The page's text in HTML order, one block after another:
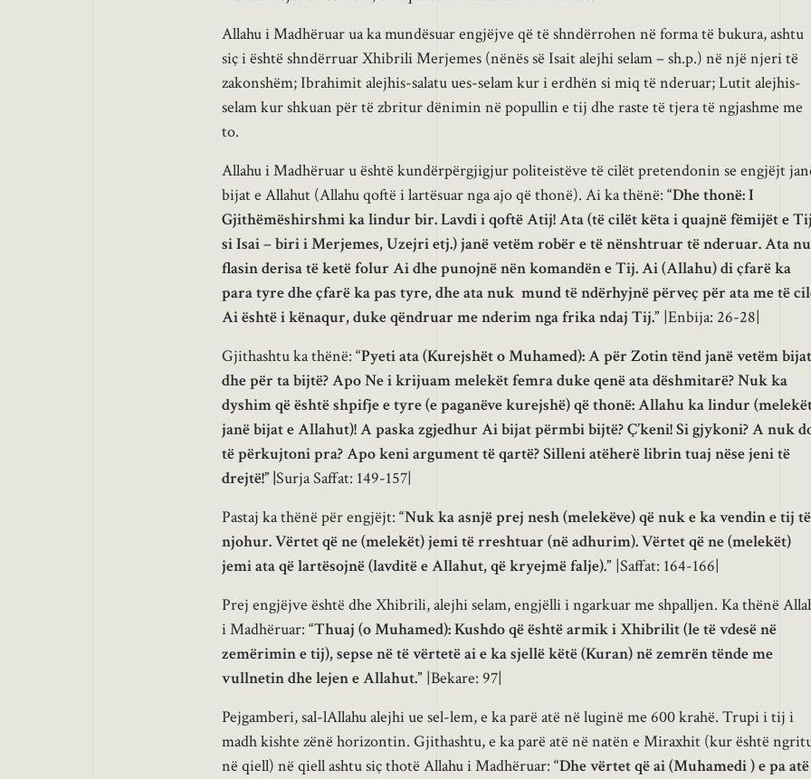
Allahu i Madhëruar ua ka mundësuar engjëjve që të shndërrohen në forma të bukura, ashtu
siç i është shndërruar Xhibrili Merjemes (nënës së Isait alejhi selam – sh.p.) në një njeri të
zakonshëm; Ibrahimit alejhis-salatu ues-selam kur i erdhën si miq të nderuar; Lutit alejhis-
selam kur shkuan për të zbritur dënimin në popullin e tij dhe raste të tjera të ngjashme me
to.
Allahu i Madhëruar u është kundërpërgjigjur politeistëve të cilët pretendonin se engjëjt
bijat e Allahut (Allahu qoftë i lartësuar nga ajo që thonë). Ai ka thënë: “Dhe thonë: I
Gjithëmëshirshmi ka lindur bir. Lavdi i qoftë Atij! Ata (të cilët këta i quajnë fëmijët e Tij
si Isai – biri i Merjemes, Uzejri etj.) janë vetëm robër e të nënshtruar të nderuar. Ata
flasin derisa të ketë folur Ai dhe punojnë nën komandën e Tij. Ai (Allahu) di çfarë ka
para tyre dhe çfarë ka pas tyre, dhe ata nuk mund të ndërhyjnë përveç për ata me të
Ai është i kënaqur, duke qëndruar me nderim nga frika ndaj Tij.” |Enbija: 26-28|
Gjithashtu ka thënë: “Pyeti ata (Kurejshët o Muhamed): A për Zotin tënd janë vetëm bijat
dhe për ta bijtë? Apo Ne i krijuam melekët femra duke qenë ata dëshmitarë? Nuk ka
dyshim që është shpifje e tyre (e paganëve kurejshë) që thonë: Allahu ka lindur
janë bijat e Allahut)! A paska zgjedhur Ai bijat përmbi bijtë? Ç’keni! Si gjykoni? A nuk
të përkujtoni pra? Apo keni argument të qartë? Silleni atëherë librin tuaj nëse jeni të
drejtë!” |Surja Saffat: 149-157|
Pastaj ka thënë për engjëjt: “Nuk ka asnjë prej nesh (melekëve) që nuk e ka vendin e tij të
njohur. Vërtet që ne (melekët) jemi të rreshtuar (në adhurim). Vërtet që ne (melekët)
jemi ata që lartësojnë (lavditë e Allahut, që kryejmë falje).” |Saffat: 164-166|
Prej engjëjve është dhe Xhibrili, alejhi selam, engjëlli i ngarkuar me shpalljen. Ka thënë
i Madhëruar: “Thuaj (o Muhamed): Kushdo që është armik i Xhibrilit (le të vdesë në
zemërimin e tij), sepse në të vërtetë ai e ka sjellë këtë (Kuran) në zemrën tënde me
vullnetin dhe lejen e Allahut.” |Bekare: 97|
Pejgamberi, sal-lAllahu alejhi ue sel-lem, e ka parë atë në luginë me 600 krahë. Trupi i tij i
madh kishte zënë horizontin. Gjithashtu, e ka parë atë në natën e Miraxhit (kur është
në qiell) në qiell ashtu siç thotë Allahu i Madhëruar: “Dhe vërtet që ai (Muhamedi ) e pa atë